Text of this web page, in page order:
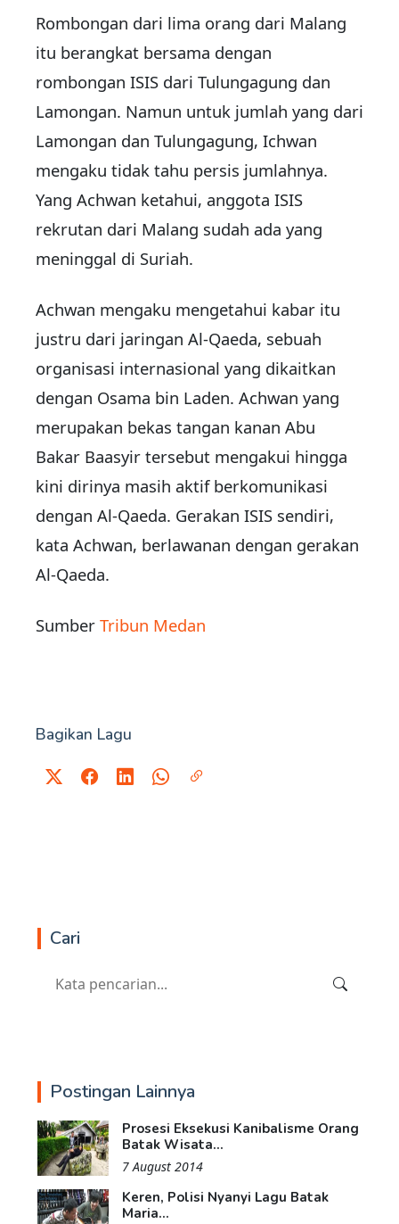
Rombongan dari lima orang dari Malang
itu berangkat bersama dengan
rombongan ISIS dari Tulungagung dan
Lamongan. Namun untuk jumlah yang dari
Lamongan dan Tulungagung, Ichwan
mengaku tidak tahu persis jumlahnya.
Yang Achwan ketahui, anggota ISIS
rekrutan dari Malang sudah ada yang
meninggal di Suriah.
Achwan mengaku mengetahui kabar itu
justru dari jaringan Al-Qaeda, sebuah
organisasi internasional yang dikaitkan
dengan Osama bin Laden. Achwan yang
merupakan bekas tangan kanan Abu
Bakar Baasyir tersebut mengakui hingga
kini dirinya masih aktif berkomunikasi
dengan Al-Qaeda. Gerakan ISIS sendiri,
kata Achwan, berlawanan dengan gerakan
Al-Qaeda.
Sumber Tribun Medan
Bagikan Lagu
Cari
Postingan Lainnya
Prosesi Eksekusi Kanibalisme Orang
Batak Wisata...
7 August 2014
Keren, Polisi Nyanyi Lagu Batak
Maria...